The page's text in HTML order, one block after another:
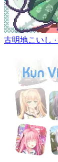
古明地こいし ·